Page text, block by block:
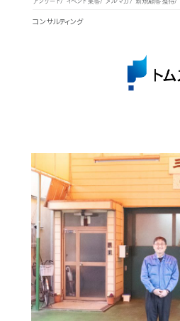
コンサルティング